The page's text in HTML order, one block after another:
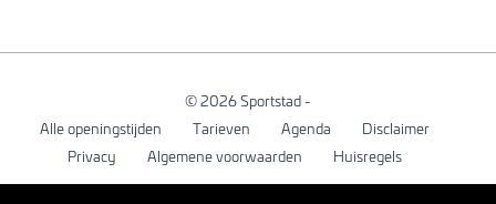
© 2026 Sportstad -
Alle openingstijden
Tarieven Agenda
Disclaimer
Privacy
Algemene voorwaarden Huisregels